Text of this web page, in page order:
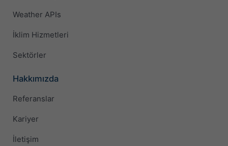
Weather APIs
İklim Hizmetleri
Sektörler
Hakkımızda
Referanslar
Kariyer
İletişim